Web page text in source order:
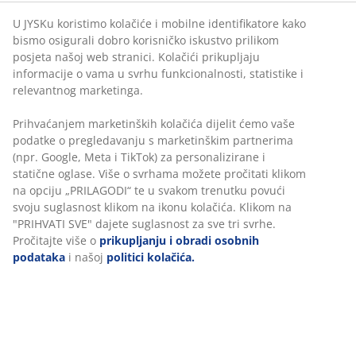
BROJ ARTIKLA: 2411800
Podaci o proizvodu
Komentari
(0)
U JYSKu koristimo kolačiće i mobilne identifikatore kako
bismo osigurali dobro korisničko iskustvo prilikom
posjeta našoj web stranici. Kolačići prikupljaju
informacije o vama u svrhu funkcionalnosti, statistike i
relevantnog marketinga.
Prihvaćanjem marketinških kolačića dijelit ćemo vaše
podatke o pregledavanju s marketinškim partnerima
(npr. Google, Meta i TikTok) za personalizirane i
statične oglase. Više o svrhama možete pročitati klikom
na opciju „PRILAGODI“ te u svakom trenutku povući
svoju suglasnost klikom na ikonu kolačića. Klikom na
"PRIHVATI SVE" dajete suglasnost za sve tri svrhe.
Pročitajte više o prikupljanju i obradi osobnih
podataka i našoj politici kolačića.